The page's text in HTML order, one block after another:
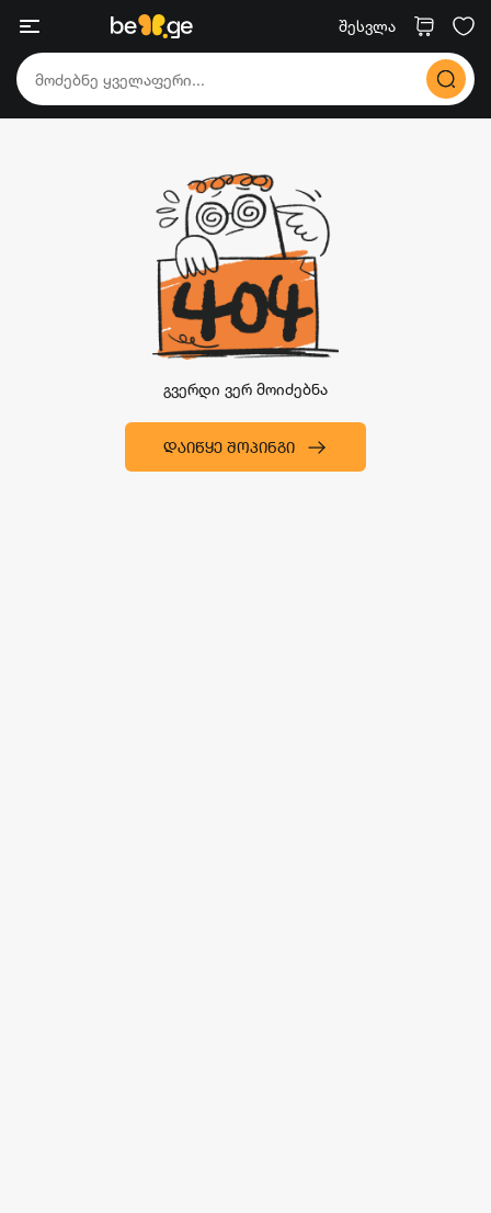
შესვლა
გვერდი ვერ მოიძებნა
ᲓᲐᲘᲬᲧᲔ ᲨᲝᲞᲘᲜᲒᲘ